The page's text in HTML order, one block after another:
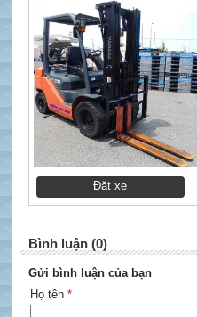
Đặt xe
Bình luận (0)
Gửi bình luận của bạn
Họ tên *